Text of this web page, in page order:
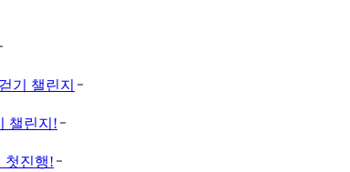
기 챌린지
챌린지!
첫진행!